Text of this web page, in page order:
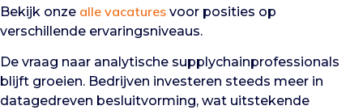
Bekijk onze alle vacatures voor posities op
verschillende ervaringsniveaus.
De vraag naar analytische supplychainprofessionals
blijft groeien. Bedrijven investeren steeds meer in
datagedreven besluitvorming, wat uitstekende